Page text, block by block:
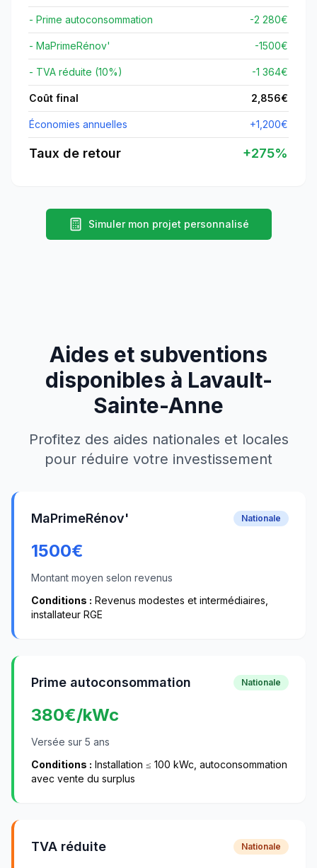
- Prime autoconsommation -2 280€
- MaPrimeRénov' -1500€
- TVA réduite (10%) -1 364€
Coût final 2,856€
Économies annuelles +1,200€
Taux de retour +275%
Simuler mon projet personnalisé
Aides et subventions
disponibles à Lavault-
Sainte-Anne
Profitez des aides nationales et locales
pour réduire votre investissement
MaPrimeRénov' Nationale
1500€
Montant moyen selon revenus
Conditions : Revenus modestes et intermédiaires,
installateur RGE
Prime autoconsommation Nationale
380€/kWc
Versée sur 5 ans
Conditions : Installation ≤ 100 kWc, autoconsommation
avec vente du surplus
TVA réduite Nationale